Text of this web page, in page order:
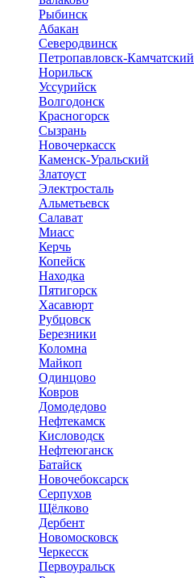
Рыбинск
Абакан
Северодвинск
Петропавловск-Камчатский
Норильск
Уссурийск
Волгодонск
Красногорск
Сызрань
Новочеркасск
Каменск-Уральский
Златоуст
Электросталь
Альметьевск
Салават
Миасс
Керчь
Копейск
Находка
Пятигорск
Хасавюрт
Рубцовск
Березники
Коломна
Майкоп
Одинцово
Ковров
Домодедово
Нефтекамск
Кисловодск
Нефтеюганск
Батайск
Новочебоксарск
Серпухов
Щёлково
Дербент
Новомосковск
Черкесск
Первоуральск